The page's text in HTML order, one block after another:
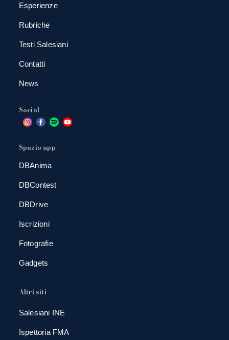
Esperienze
Rubriche
Testi Salesiani
Contatti
News
Social
Spazio app
DBAnima
DBContest
DBDrive
Iscrizioni
Fotografie
Gadgets
Altri siti
Salesiani INE
Ispettoria FMA